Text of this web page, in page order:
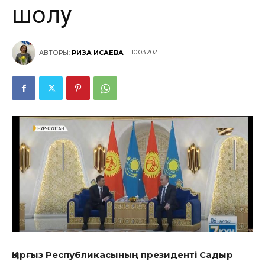
шолу
АВТОРЫ: РИЗА ИСАЕВА 10.03.2021
Қырғыз Республикасының президенті Садыр